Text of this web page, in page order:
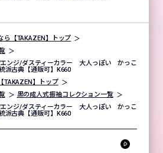
ら【TAKAZEN】トップ
ンジ/ダスティーカラー 大人っぽい かっこ
古典【通販可】K660
TAKAZEN】トップ
黒の成人式振袖コレクション一覧
ンジ/ダスティーカラー 大人っぽい かっこ
古典【通販可】K660